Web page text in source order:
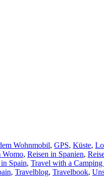
Wohnmobil, GPS, Küste,
Womo, Reisen in Spanien,
Spain, Travel with a Camping
, Travelblog, Travelbook,